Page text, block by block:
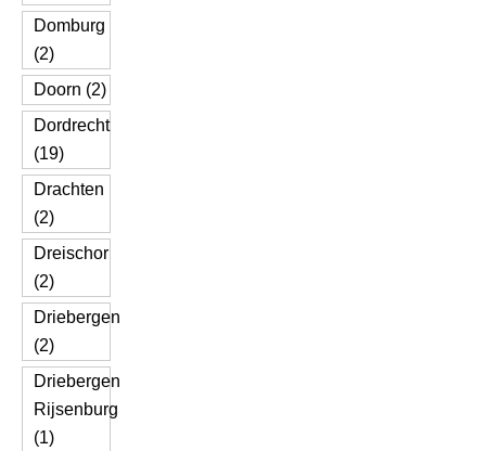
Domburg
(2)
Doorn (2)
Dordrecht
(19)
Drachten
(2)
Dreischor
(2)
Driebergen
(2)
Driebergen
Rijsenburg
(1)